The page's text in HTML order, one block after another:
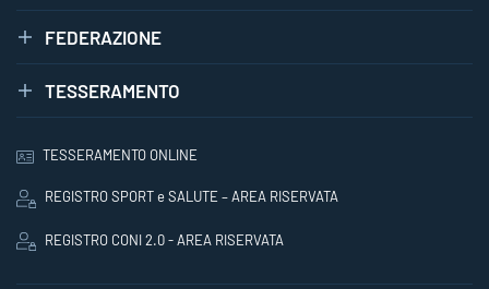
FEDERAZIONE
TESSERAMENTO
TESSERAMENTO ONLINE
REGISTRO SPORT e SALUTE – AREA RISERVATA
REGISTRO CONI 2.0 - AREA RISERVATA